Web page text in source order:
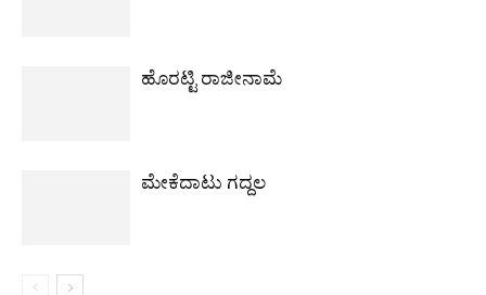
ಹೊರಟ್ಟಿ ರಾಜೀನಾಮೆ
ಮೇಕೆದಾಟು ಗದ್ದಲ